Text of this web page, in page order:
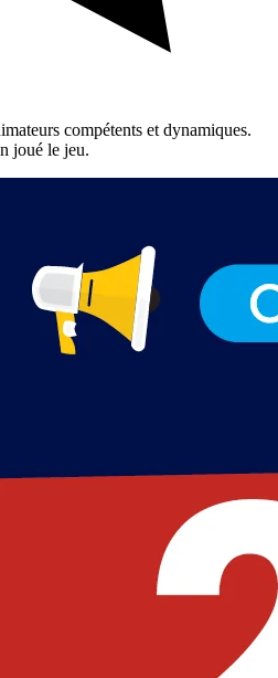
compétents et dynamiques.
joué le jeu.